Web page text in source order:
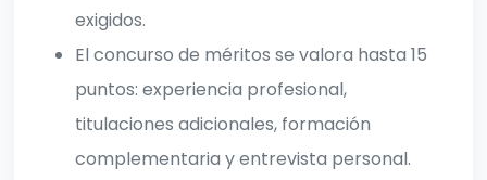
exigidos.
El concurso de méritos se valora hasta 15
puntos: experiencia profesional,
titulaciones adicionales, formación
complementaria y entrevista personal.